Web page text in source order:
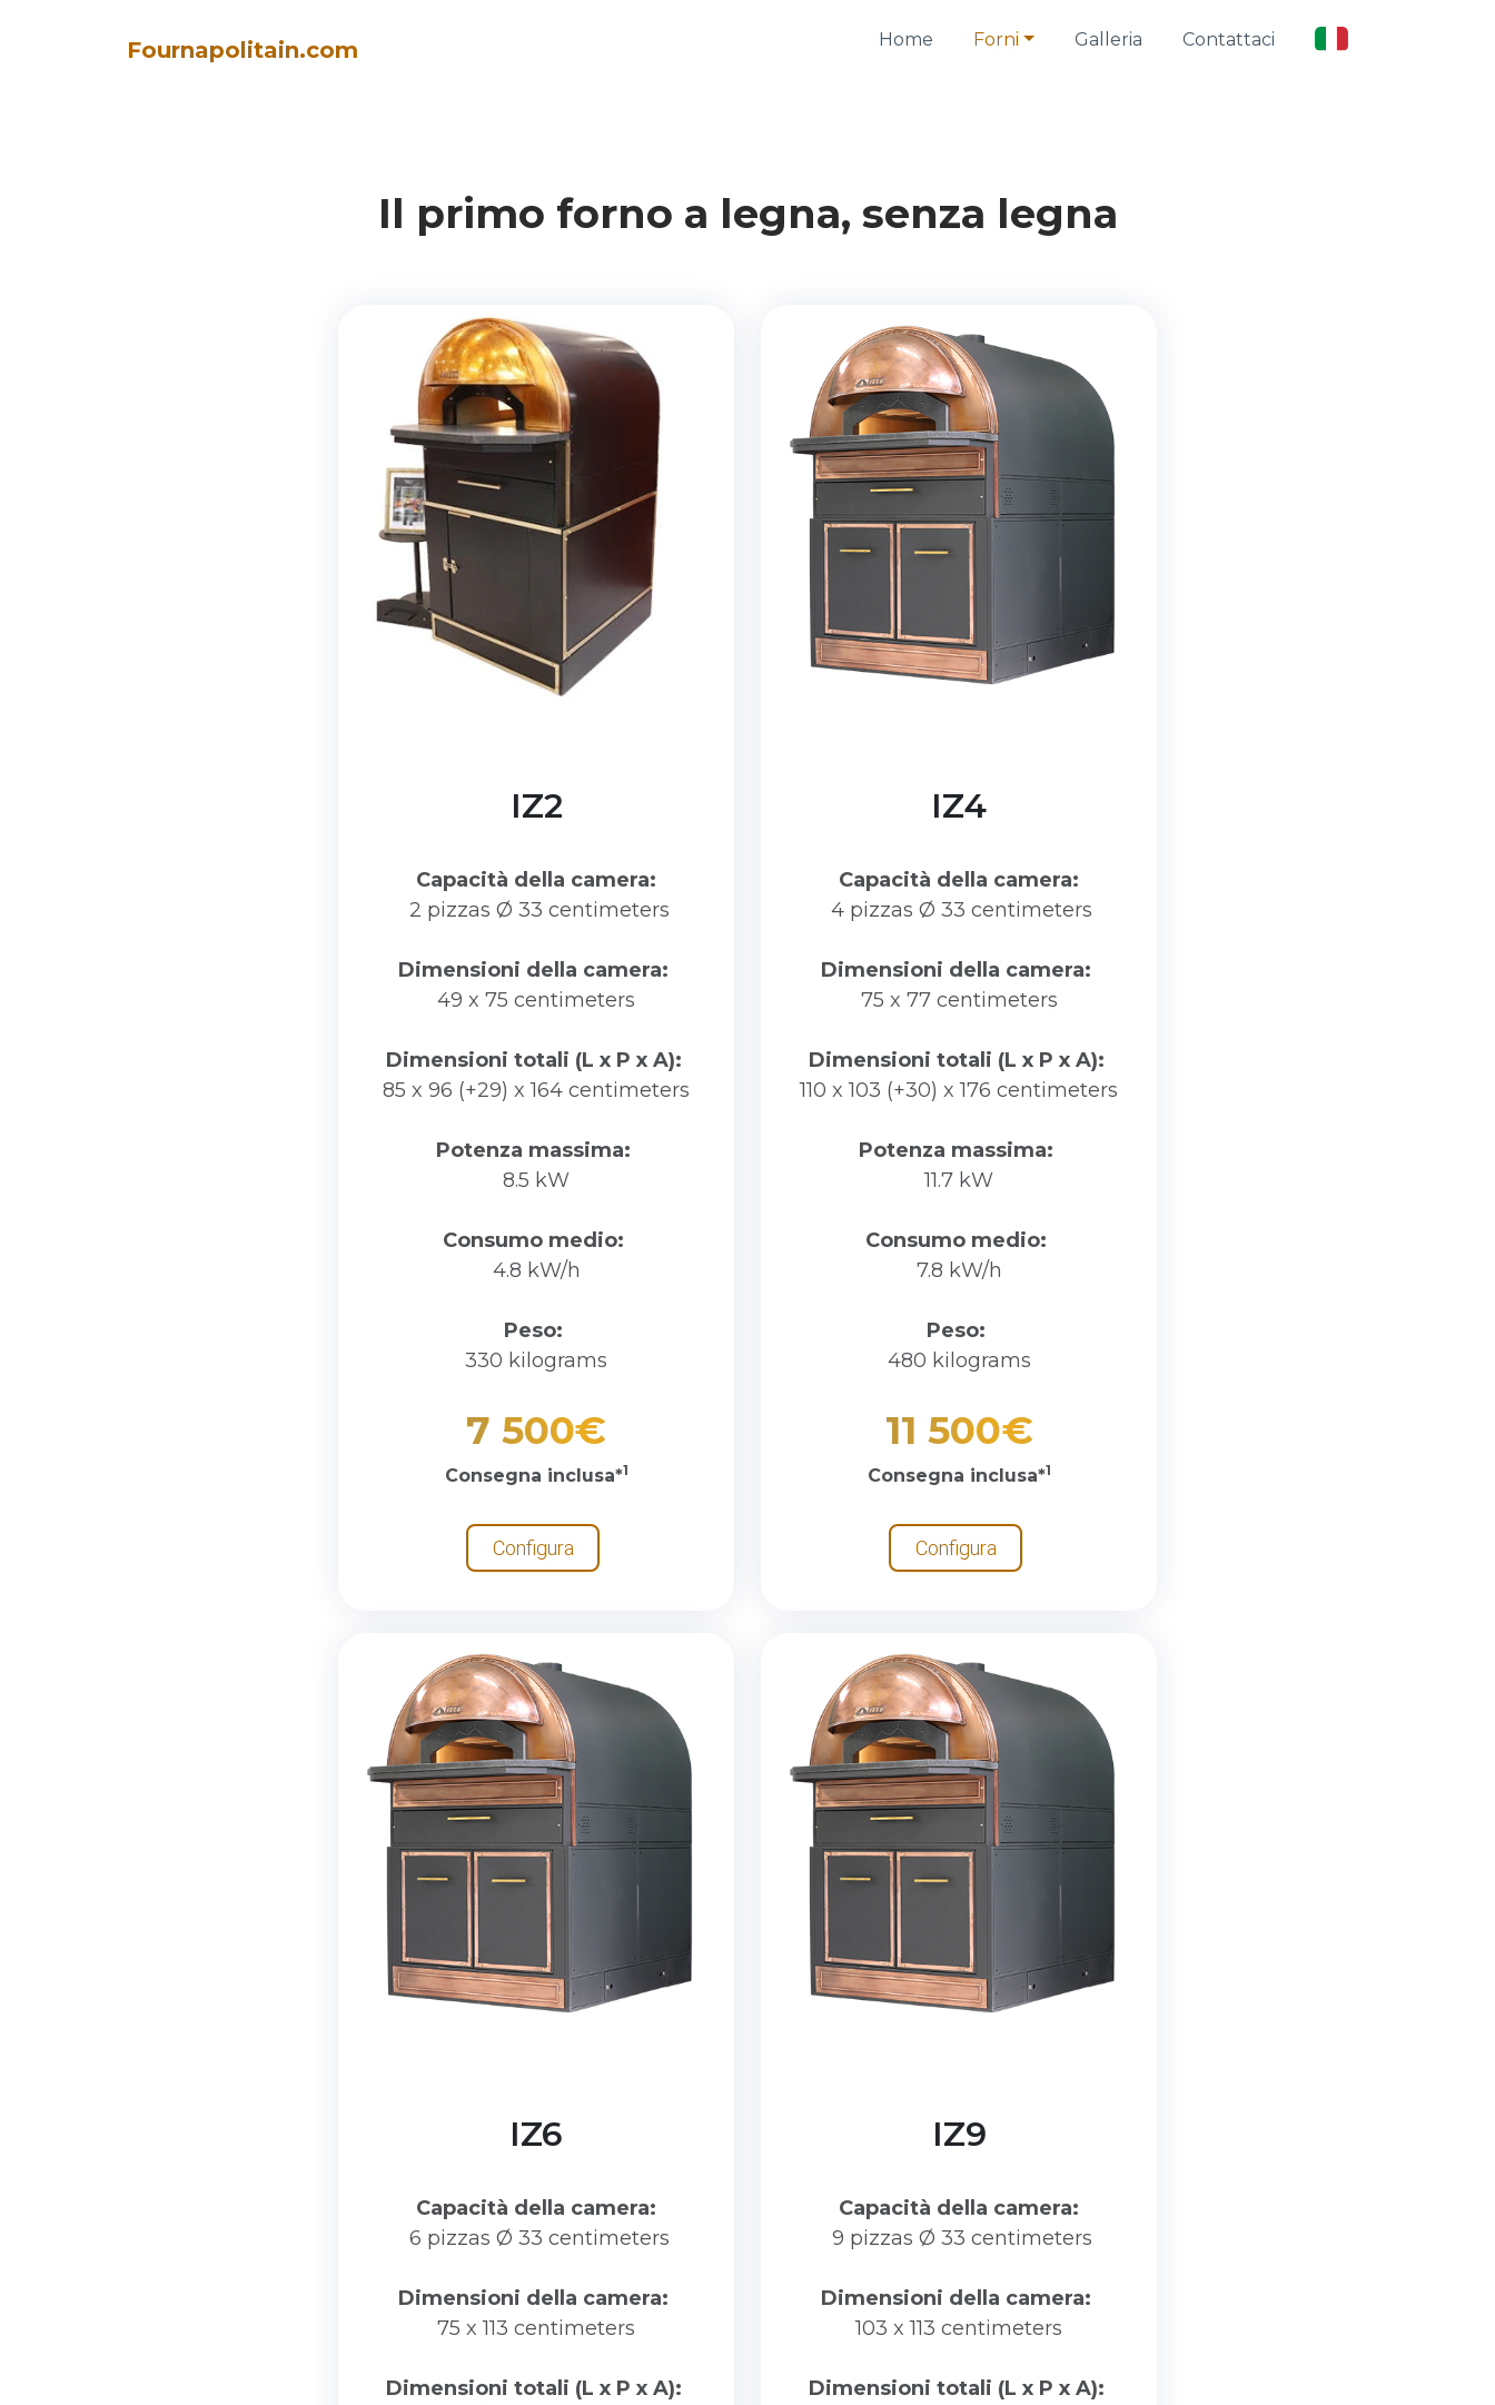
Fournapolitain.com Home Forni Galleria Contattaci
Il primo forno a legna, senza legna
IZ2
Capacità della camera:
2 pizzas Ø 33 centimeters
Dimensioni della camera:
49 x 75 centimeters
Dimensioni totali (L x P x A):
85 x 96 (+29) x 164 centimeters
Potenza massima:
8.5 kW
Consumo medio:
4.8 kW/h
Peso:
330 kilograms
7 500€
Consegna inclusa*1
Configura
IZ4
Capacità della camera:
4 pizzas Ø 33 centimeters
Dimensioni della camera:
75 x 77 centimeters
Dimensioni totali (L x P x A):
110 x 103 (+30) x 176 centimeters
Potenza massima:
11.7 kW
Consumo medio:
7.8 kW/h
Peso:
480 kilograms
11 500€
Consegna inclusa*1
Configura
IZ6
Capacità della camera:
6 pizzas Ø 33 centimeters
Dimensioni della camera:
75 x 113 centimeters
Dimensioni totali (L x P x A):
IZ9
Capacità della camera:
9 pizzas Ø 33 centimeters
Dimensioni della camera:
103 x 113 centimeters
Dimensioni totali (L x P x A):